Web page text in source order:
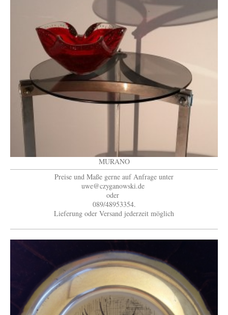
MURANO
Preise und Maße gerne auf Anfrage unter
uwe@czyganowski.de
oder
089/48953354.
Lieferung oder Versand jederzeit möglich